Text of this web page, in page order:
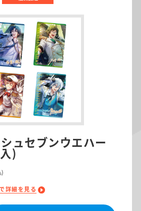
ュセブンウエハー
)
)
詳細を見る